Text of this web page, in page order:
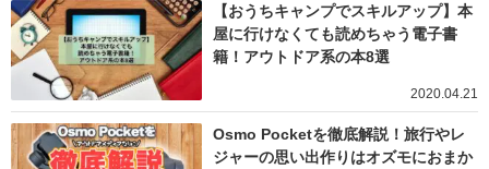
【おうちキャンプでスキルアップ】本
屋に行けなくても読めちゃう電子書
籍！アウトドア系の本8選
2020.04.21
Osmo Pocketを徹底解説！旅行やレ
ジャーの思い出作りはオズモにおまか